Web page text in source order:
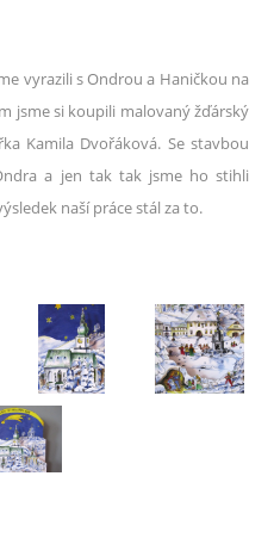
vyrazili s Ondrou a Haničkou na
jsme si koupili malovaný žďárský
Kamila Dvořáková. Se stavbou
a jen tak tak jsme ho stihli
naší práce stál za to.